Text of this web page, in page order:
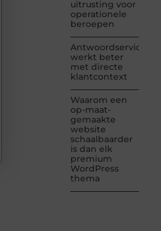
uitrusting voor
operationele
beroepen
Antwoordservice
werkt beter
met directe
klantcontext
Waarom een
op-maat-
gemaakte
website
schaalbaarder
is dan elk
premium
WordPress
thema